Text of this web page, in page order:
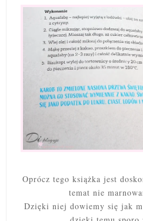
Oprócz tego książka jest
temat nie
Dzięki niej dowiemy się jak